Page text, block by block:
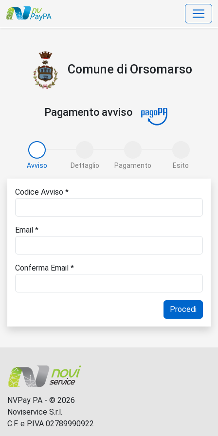
data-bs-toggle=
Comune di Orsomarso
Pagamento avviso
Avviso Dettaglio Pagamento Esito
Codice Avviso *
Email *
Conferma Email *
NVPay PA - © 2026
Noviservice S.r.l.
C.F. e P.IVA 02789990922